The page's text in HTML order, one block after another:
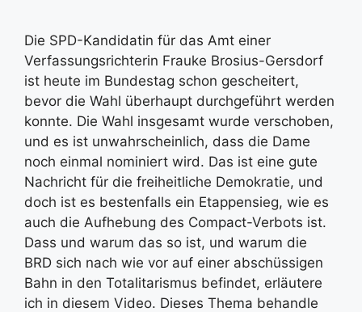
Die SPD-Kandidatin für das Amt einer
Verfassungsrichterin Frauke Brosius-Gersdorf
ist heute im Bundestag schon gescheitert,
bevor die Wahl überhaupt durchgeführt werden
konnte. Die Wahl insgesamt wurde verschoben,
und es ist unwahrscheinlich, dass die Dame
noch einmal nominiert wird. Das ist eine gute
Nachricht für die freiheitliche Demokratie, und
doch ist es bestenfalls ein Etappensieg, wie es
auch die Aufhebung des Compact-Verbots ist.
Dass und warum das so ist, und warum die
BRD sich nach wie vor auf einer abschüssigen
Bahn in den Totalitarismus befindet, erläutere
ich in diesem Video. Dieses Thema behandle